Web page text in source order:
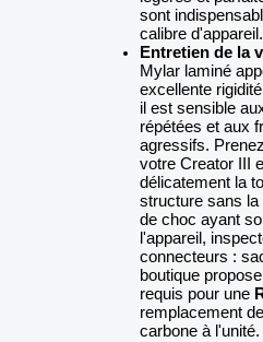
sont
calibre d'appareil.
Entretien de la
Mylar laminé
excellente
il est sensible
répétées et aux
agressifs.
votre Creator III
délicatement la
structure sans
de choc ayant
l'appareil,
connecteurs :
boutique
requis pour une
remplacement
carbone à l'unité.